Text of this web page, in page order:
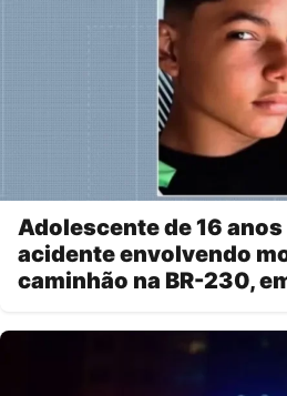
Adolescente de 16
acidente envolvendo
caminhão na BR-230,